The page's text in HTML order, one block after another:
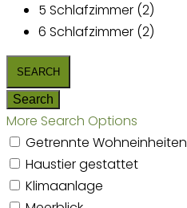
5 Schlafzimmer (2)
6 Schlafzimmer (2)
More Search Options
Getrennte Wohneinheiten
Haustier gestattet
Klimaanlage